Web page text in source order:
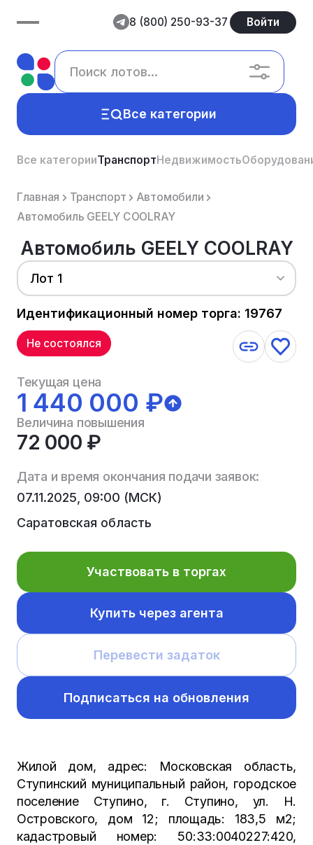
8 (800) 250-93-37 Войти
Все категории
Все категорииТранспортНедвижимость
Главная Транспорт
Автомобили
Автомобиль GEELY COOLRAY
Автомобиль GEELY COOLRAY
Лот 1
Идентификационный номер торга: 19767
Не состоялся
Текущая цена
1 440 000 ₽
Величина повышения
72 000 ₽
Дата и время окончания подачи заявок:
07.11.2025, 09:00 (МСК)
Саратовская область
Участвовать в торгах
Купить через агента
Перевести задаток
Подписаться на обновления
Жилой дом, адрес: Московская область,
Ступинский муниципальный район, городское
поселение Ступино, г. Ступино, ул. Н.
Островского, дом 12; площадь: 183,5 м2;
кадастровый номер: 50:33:0040227:420,